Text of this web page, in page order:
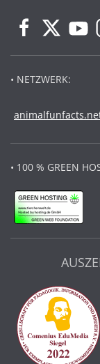
• NETZWERK:
• 100 % GREEN